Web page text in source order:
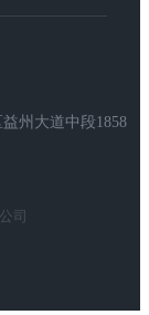
州大道中段1858
司